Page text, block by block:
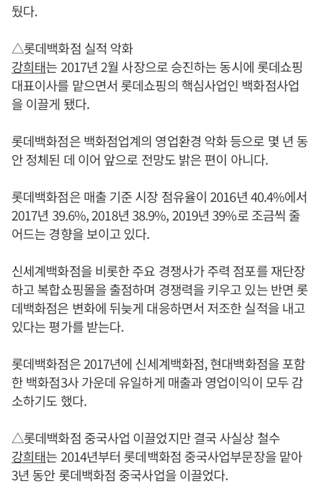
뒀다.
△롯데백화점 실적 악화
강희태는 2017년 2월 사장으로 승진하는 동시에 롯데쇼핑
대표이사를 맡으면서 롯데쇼핑의 핵심사업인 백화점사업
을 이끌게 됐다.
롯데백화점은 백화점업계의 영업환경 악화 등으로 몇 년 동
안 정체된 데 이어 앞으로 전망도 밝은 편이 아니다.
롯데백화점은 매출 기준 시장 점유율이 2016년 40.4%에서
2017년 39.6%, 2018년 38.9%, 2019년 39%로 조금씩 줄
어드는 경향을 보이고 있다.
신세계백화점을 비롯한 주요 경쟁사가 주력 점포를 재단장
하고 복합쇼핑몰을 출점하며 경쟁력을 키우고 있는 반면 롯
데백화점은 변화에 뒤늦게 대응하면서 저조한 실적을 내고
있다는 평가를 받는다.
롯데백화점은 2017년에 신세계백화점, 현대백화점을 포함
한 백화점3사 가운데 유일하게 매출과 영업이익이 모두 감
소하기도 했다.
△롯데백화점 중국사업 이끌었지만 결국 사실상 철수
강희태는 2014년부터 롯데백화점 중국사업부문장을 맡아
3년 동안 롯데백화점 중국사업을 이끌었다.